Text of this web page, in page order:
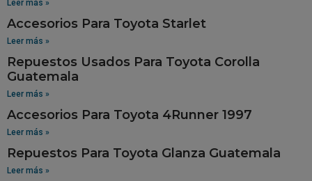
Leer más »
Accesorios Para Toyota Starlet
Leer más »
Repuestos Usados Para Toyota Corolla
Guatemala
Leer más »
Accesorios Para Toyota 4Runner 1997
Leer más »
Repuestos Para Toyota Glanza Guatemala
Leer más »